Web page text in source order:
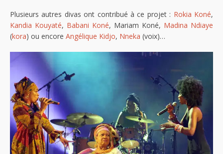
Plusieurs autres divas ont contribué à ce projet : Rokia Koné,
Kandia Kouyaté, Babani Koné, Mariam Koné, Madina Ndiaye
(kora) ou encore Angélique Kidjo, Nneka (voix)…